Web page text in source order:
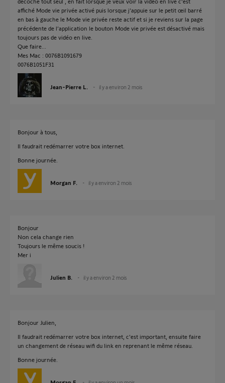
affiché Mode vie privée activé puis lorsque j’appuie sur le petit œil barré
en bas à gauche le Mode vie privée reste actif et si je reviens sur la page
précédente de l’application le bouton Mode vie privée est désactivé mais
toujours pas de vidéo en live.
Que faire...
Mes Mac : 0076B1091679
0076B1051F31
Jean-Pierre L. il y a environ 2 mois
Bonjour à tous,
Il faudrait redémarrer votre box internet.
Bonne journée.
Morgan F. il y a environ 2 mois
Bonjour
Non cela change rien
Toujours le même soucis !
Mer i
Julien B. il y a environ 2 mois
Bonjour Julien,
Il faudrait redémarrer votre box internet, c'est important, ensuite faire
un changement de réseau wifi du link en reprenant le même réseau.
Bonne journée.